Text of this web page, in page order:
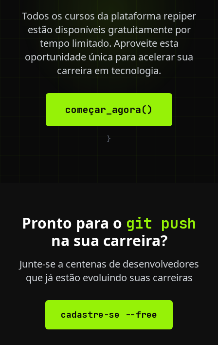
Todos os cursos da plataforma repiper
estão disponíveis gratuitamente por
tempo limitado. Aproveite esta
oportunidade única para acelerar sua
carreira em tecnologia.
começar_agora()
}
Pronto para o git push
na sua carreira?
Junte-se a centenas de desenvolvedores
que já estão evoluindo suas carreiras
cadastre-se --free